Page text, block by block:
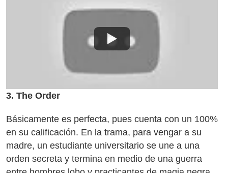
3. The Order
Básicamente es perfecta, pues cuenta con un 100%
en su calificación. En la trama, para vengar a su
madre, un estudiante universitario se une a una
orden secreta y termina en medio de una guerra